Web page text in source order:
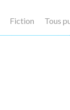
Fiction Tous